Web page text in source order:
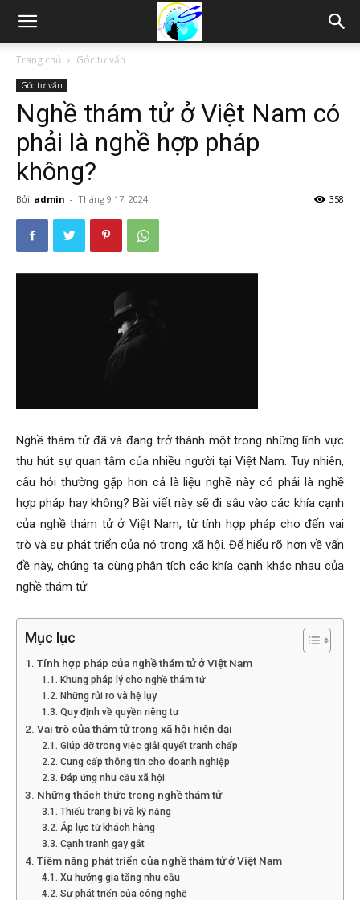
Thám
Phòng,
Phong,
thám
phòng,
tham
Trang chủ Góc tư vấn
Góc tư vấn
Nghề thám tử ở Việt Nam có
phải là nghề hợp pháp
không?
Bởi admin - Tháng 9 17, 2024 358
Nghề thám tử đã và đang trở thành một trong những lĩnh vực
thu hút sự quan tâm của nhiều người tại Việt Nam. Tuy nhiên,
câu hỏi thường gặp hơn cả là liệu nghề này có phải là nghề
hợp pháp hay không? Bài viết này sẽ đi sâu vào các khía cạnh
của nghề thám tử ở Việt Nam, từ tính hợp pháp cho đến vai
trò và sự phát triển của nó trong xã hội. Để hiểu rõ hơn về vấn
đề này, chúng ta cùng phân tích các khía cạnh khác nhau của
nghề thám tử.
Mục lục
Tính hợp pháp của nghề thám tử ở Việt Nam
Khung pháp lý cho nghề thám tử
Những rủi ro và hệ lụy
Quy định về quyền riêng tư
Vai trò của thám tử trong xã hội hiện đại
Giúp đỡ trong việc giải quyết tranh chấp
Cung cấp thông tin cho doanh nghiệp
Đáp ứng nhu cầu xã hội
Những thách thức trong nghề thám tử
Thiếu trang bị và kỹ năng
Áp lực từ khách hàng
Cạnh tranh gay gắt
Tiềm năng phát triển của nghề thám tử ở Việt Nam
Xu hướng gia tăng nhu cầu
Sự phát triển của công nghệ